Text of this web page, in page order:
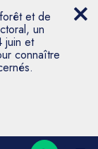
et de
un
juin et
connaître